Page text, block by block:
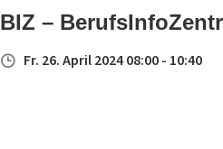
BIZ –
Fr. 26. April 2024 08:00 - 10:40